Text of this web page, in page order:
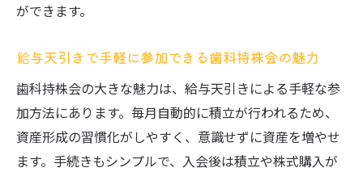
ができます。
給与天引きで手軽に参加できる歯科持株会の魅力
歯科持株会の大きな魅力は、給与天引きによる手軽な参
加方法にあります。毎月自動的に積立が行われるため、
資産形成の習慣化がしやすく、意識せずに資産を増やせ
ます。手続きもシンプルで、入会後は積立や株式購入が